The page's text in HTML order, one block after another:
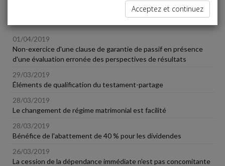
01/04/2019
Non-exercice d'une clause de garantie de passif en présence
d'une évaluation erronée des perspectives de résultats
29/03/2019
Éléments de qualification du testament-partage
28/03/2019
Le changement de régime matrimonial est facilité
28/03/2019
Bénéfice de l'abattement de 40 % pour les dividendes
26/03/2019
La cession de la dépendance immédiate n'est pas concomitante
Acceptez et continuez